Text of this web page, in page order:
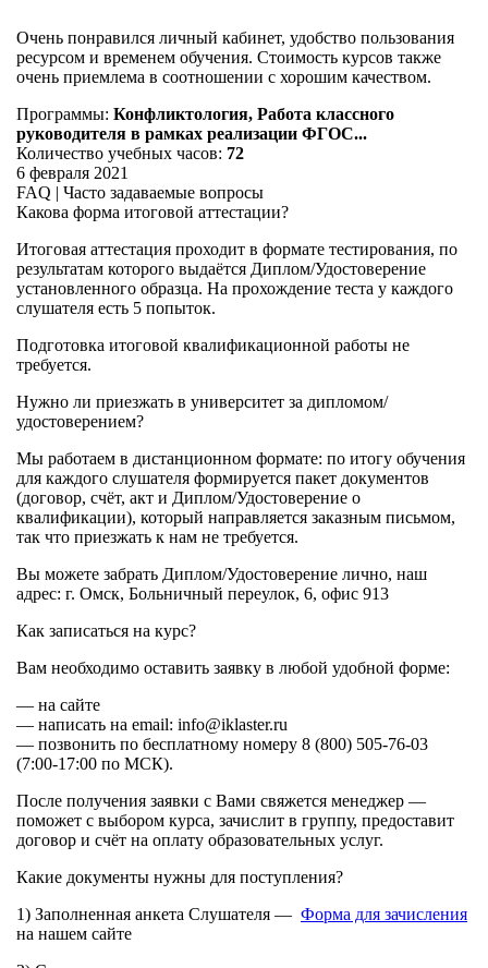
Очень понравился личный кабинет, удобство пользования
ресурсом и временем обучения. Стоимость курсов также
очень приемлема в соотношении с хорошим качеством.
Программы: Конфликтология, Работа классного
руководителя в рамках реализации ФГОС...
Количество учебных часов: 72
6 февраля 2021
FAQ | Часто задаваемые вопросы
Какова форма итоговой аттестации?
Итоговая аттестация проходит в формате тестирования, по
результатам которого выдаётся Диплом/Удостоверение
установленного образца. На прохождение теста у каждого
слушателя есть 5 попыток.
Подготовка итоговой квалификационной работы не
требуется.
Нужно ли приезжать в университет за дипломом/
удостоверением?
Мы работаем в дистанционном формате: по итогу обучения
для каждого слушателя формируется пакет документов
(договор, счёт, акт и Диплом/Удостоверение о
квалификации), который направляется заказным письмом,
так что приезжать к нам не требуется.
Вы можете забрать Диплом/Удостоверение лично, наш
адрес: г. Омск, Больничный переулок, 6, офис 913
Как записаться на курс?
Вам необходимо оставить заявку в любой удобной форме:
— на сайте
— написать на email: info@iklaster.ru
— позвонить по бесплатному номеру 8 (800) 505-76-03
(7:00-17:00 по МСК).
После получения заявки с Вами свяжется менеджер —
поможет с выбором курса, зачислит в группу, предоставит
договор и счёт на оплату образовательных услуг.
Какие документы нужны для поступления?
1) Заполненная анкета Слушателя — Форма для зачисления
на нашем сайте